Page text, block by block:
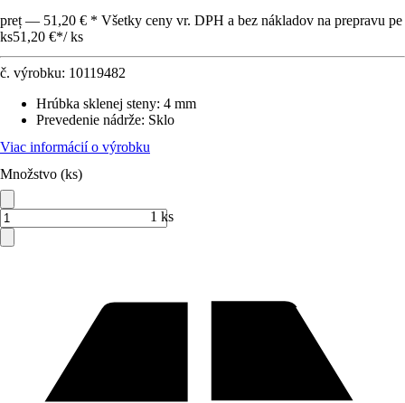
preț — 51,20 € * Všetky ceny vr. DPH a bez nákladov na prepravu pe
ks51,20 €*/ ks
č. výrobku: 10119482
Hrúbka sklenej steny: 4 mm
Prevedenie nádrže: Sklo
Viac informácií o výrobku
Množstvo (ks)
1 ks